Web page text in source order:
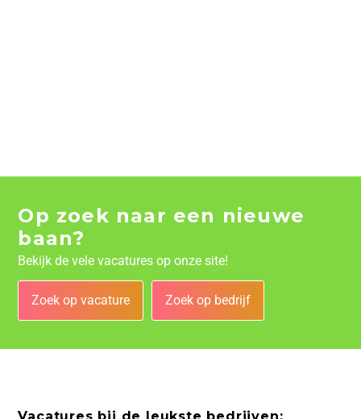
Op zoek naar een nieuwe
baan?
Bekijk de vele vacatures op onze site!
Zoek op vacature Zoek op bedrijf